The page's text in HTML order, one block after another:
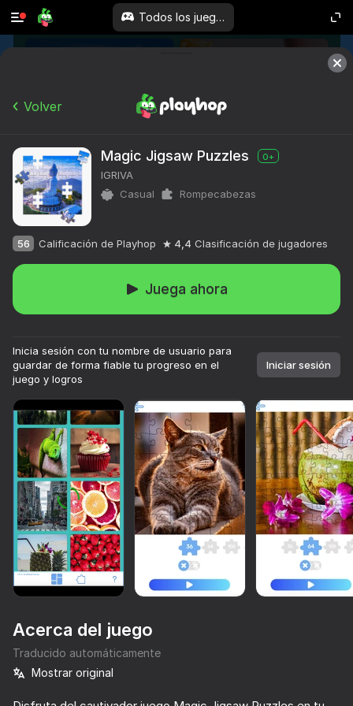
Todos los juegos
Más de 10,000 juegos.
70
Volver
Magic Jigsaw Puzzles 0+
IGRIVA
Casual
Rompecabezas
56 Calificación de Playhop 4,4 Clasificación de jugadores
Juega ahora
Inicia sesión con tu nombre de usuario para
guardar de forma fiable tu progreso en el
juego y logros
Iniciar sesión
Acerca del juego
Traducido automáticamente
Mostrar original